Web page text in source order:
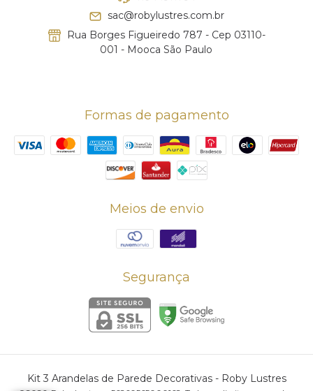
sac@robylustres.com.br
Rua Borges Figueiredo 787 - Cep 03110-
001 - Mooca São Paulo
Formas de pagamento
Meios de envio
Segurança
Kit 3 Arandelas de Parede Decorativas- Roby Lustres